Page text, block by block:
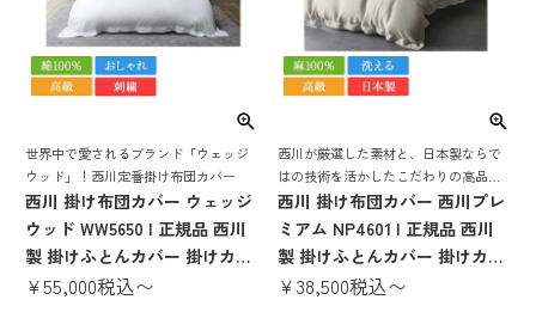
世界中で愛されるブランド「ウェッジ
ウッド」！西川定番掛け布団カバー
西川 掛け布団カバー ウェッジ
ウッド WW5650 | 正規品 西川
製 掛けふとんカバー 掛けカバ
ー 日本製 国産 nishikawa ホワ
¥55,000税込〜
西川が厳選した素材と、日本製ならで
はの技術を活かしたこだわりの高品質
シリーズ！麻100%でさらっとした風合
い！ふとんの出し入れが簡単、便利な
西川 掛け布団カバー 西川プレ
ミアム NP4601 | 正規品 西川
製 掛けふとんカバー 掛けカバ
ー シングル セミダブル ダブル
¥38,500税込〜